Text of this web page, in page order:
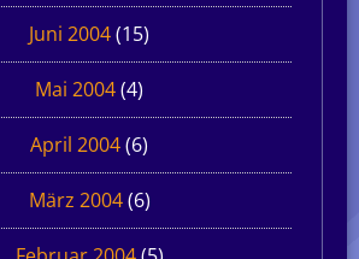
Juni 2004(15)
Mai 2004(4)
April 2004(6)
März 2004(6)